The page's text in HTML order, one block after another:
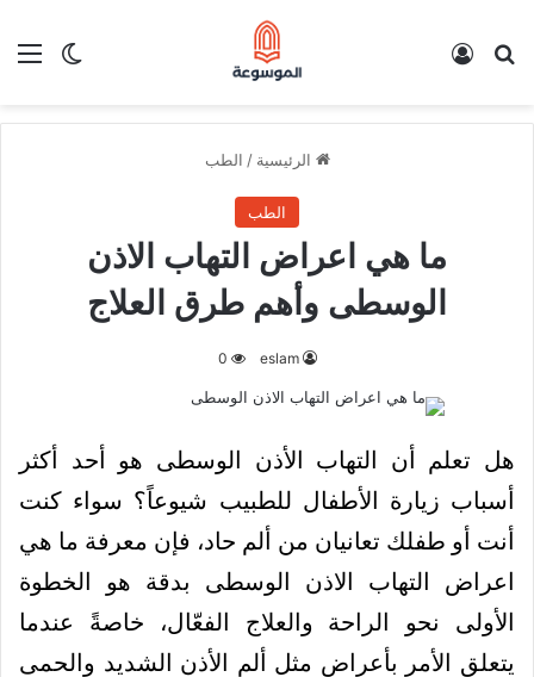
الوضع بحث عن
الرئيسية / الطب
الطب
ما هي اعراض التهاب الاذن
الوسطى وأهم طرق العلاج
eslam
0
هل تعلم أن التهاب الأذن الوسطى هو أحد أكثر
أسباب زيارة الأطفال للطبيب شيوعاً؟ سواء كنت
أنت أو طفلك تعانيان من ألم حاد، فإن معرفة ما هي
اعراض التهاب الاذن الوسطى بدقة هو الخطوة
الأولى نحو الراحة والعلاج الفعّال، خاصةً عندما
يتعلق الأمر بأعراض مثل ألم الأذن الشديد والحمى